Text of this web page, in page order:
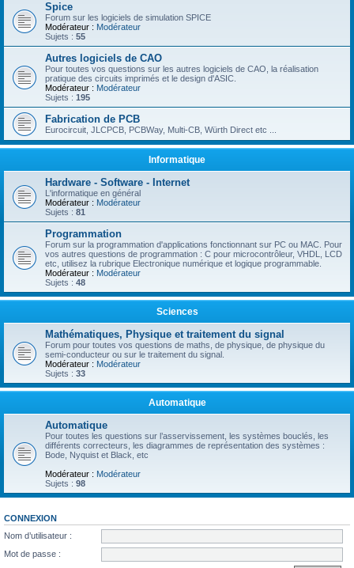
Spice
Forum sur les logiciels de simulation SPICE
Modérateur : Modérateur
Sujets : 55
Autres logiciels de CAO
Pour toutes vos questions sur les autres logiciels de CAO, la réalisation
pratique des circuits imprimés et le design d'ASIC.
Modérateur : Modérateur
Sujets : 195
Fabrication de PCB
Eurocircuit, JLCPCB, PCBWay, Multi-CB, Würth Direct etc ...
Informatique
Hardware - Software - Internet
L'informatique en général
Modérateur : Modérateur
Sujets : 81
Programmation
Forum sur la programmation d'applications fonctionnant sur PC ou MAC. Pour
vos autres questions de programmation : C pour microcontrôleur, VHDL, LCD
etc, utilisez la rubrique Electronique numérique et logique programmable.
Modérateur : Modérateur
Sujets : 48
Sciences
Mathématiques, Physique et traitement du signal
Forum pour toutes vos questions de maths, de physique, de physique du
semi-conducteur ou sur le traitement du signal.
Modérateur : Modérateur
Sujets : 33
Automatique
Automatique
Pour toutes les questions sur l’asservissement, les systèmes bouclés, les
différents correcteurs, les diagrammes de représentation des systèmes :
Bode, Nyquist et Black, etc
Modérateur : Modérateur
Sujets : 98
CONNEXION
Nom d’utilisateur :
Mot de passe :